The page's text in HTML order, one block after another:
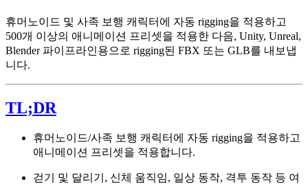
휴머노이드 및 사족 보행 캐릭터에 자동 rigging을 적용하고
500개 이상의 애니메이션 프리셋을 적용한 다음, Unity, Unreal,
Blender 파이프라인용으로 rigging된 FBX 또는 GLB를 내보냅
니다.
TL;DR
휴머노이드/사족 보행 캐릭터에 자동 rigging을 적용하고
애니메이션 프리셋을 적용합니다.
걷기 및 달리기, 신체 움직임, 일상 동작, 격투 동작 등 여